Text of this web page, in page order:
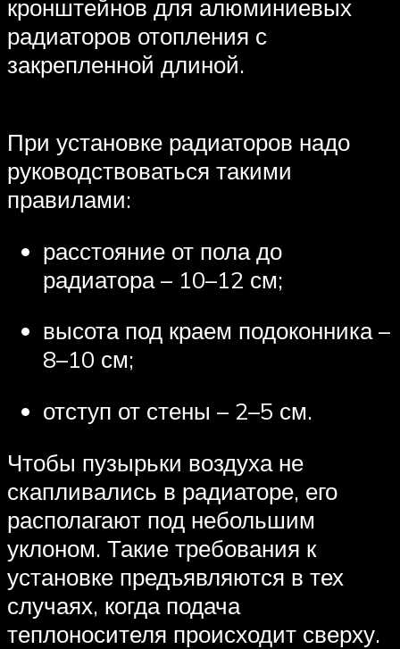
кронштейнов для алюминиевых
радиаторов отопления с
закрепленной длиной.
При установке радиаторов надо
руководствоваться такими
правилами:
расстояние от пола до
радиатора – 10–12 см;
высота под краем подоконника –
8–10 см;
отступ от стены – 2–5 см.
Чтобы пузырьки воздуха не
скапливались в радиаторе, его
располагают под небольшим
уклоном. Такие требования к
установке предъявляются в тех
случаях, когда подача
теплоносителя происходит сверху.